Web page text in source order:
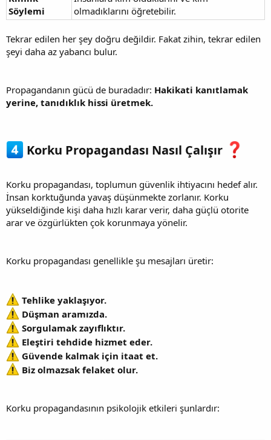
Söylemi
olmadıklarını öğretebilir.
Tekrar edilen her şey doğru değildir. Fakat zihin, tekrar edilen
şeyi daha az yabancı bulur.
Propagandanın gücü de buradadır: Hakikati kanıtlamak
yerine, tanıdıklık hissi üretmek.
Korku Propagandası Nasıl Çalışır
Korku propagandası, toplumun güvenlik ihtiyacını hedef alır.
İnsan korktuğunda yavaş düşünmekte zorlanır. Korku
yükseldiğinde kişi daha hızlı karar verir, daha güçlü otorite
arar ve özgürlükten çok korunmaya yönelir.
Korku propagandası genellikle şu mesajları üretir:
Tehlike yaklaşıyor.
Düşman aramızda.
Sorgulamak zayıflıktır.
Eleştiri tehdide hizmet eder.
Güvende kalmak için itaat et.
Biz olmazsak felaket olur.
Korku propagandasının psikolojik etkileri şunlardır: